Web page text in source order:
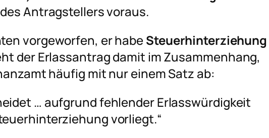
des Antragstellers voraus.
vorgeworfen, er habeSteuerhinterziehung
der Erlassantrag damit im Zusammenhang,
häufig mit nur einem Satz ab:
… aufgrund fehlender Erlasswürdigkeit
vorliegt.“